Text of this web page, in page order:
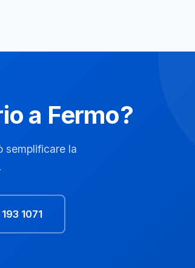
a Fermo?
semplificare la
1071